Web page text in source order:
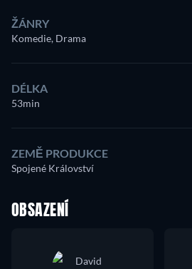
ŽÁNRY
Komedie, Drama
DÉLKA
53min
ZEMĚ PRODUKCE
Spojené Království
OBSAZENÍ